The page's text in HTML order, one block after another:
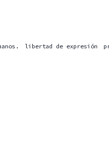
libertad de expresión